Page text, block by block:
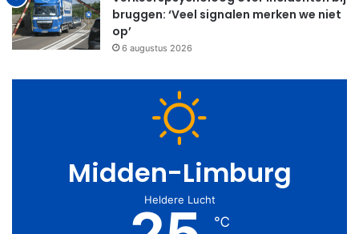
bruggen: ‘Veel signalen merken we niet
op’
6 augustus 2026
Midden-Limburg
Heldere Lucht
℃